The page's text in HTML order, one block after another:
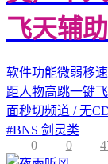
飞天辅
软件功能微弱移
距人物高跳一键
面秒切频道 / 无
#BNS 剑灵类
0
0